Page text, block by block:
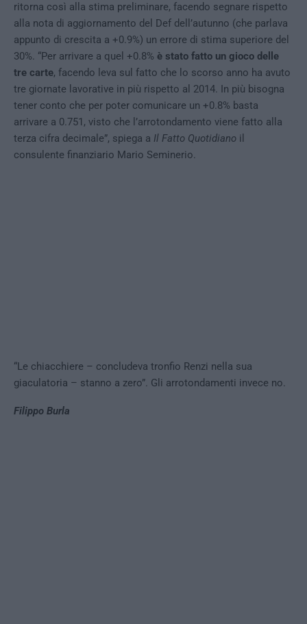
ritorna così alla stima preliminare, facendo segnare rispetto
alla nota di aggiornamento del Def dell’autunno (che parlava
appunto di crescita a +0.9%) un errore di stima superiore del
30%. “Per arrivare a quel +0.8% è stato fatto un gioco delle
tre carte, facendo leva sul fatto che lo scorso anno ha avuto
tre giornate lavorative in più rispetto al 2014. In più bisogna
tener conto che per poter comunicare un +0.8% basta
arrivare a 0.751, visto che l’arrotondamento viene fatto alla
terza cifra decimale”, spiega a Il Fatto Quotidiano il
consulente finanziario Mario Seminerio.
“Le chiacchiere – concludeva tronfio Renzi nella sua
giaculatoria – stanno a zero”. Gli arrotondamenti invece no.
Filippo Burla